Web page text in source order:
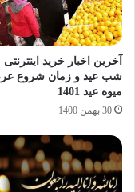
آخرین اخبار خرید اینترنتی
شب عید و زمان شروع
میوه عید 1401
30 بهمن 1400